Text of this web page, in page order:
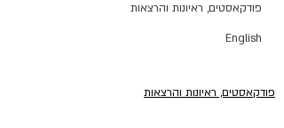
פודקאסטים, ראיונות והרצאות
English
פודקאסטים, ראיונות והרצאות